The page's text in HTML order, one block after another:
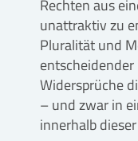
Rechten aus
unattraktiv zu
Pluralität und
Widersprüche
– und zwar in
innerhalb